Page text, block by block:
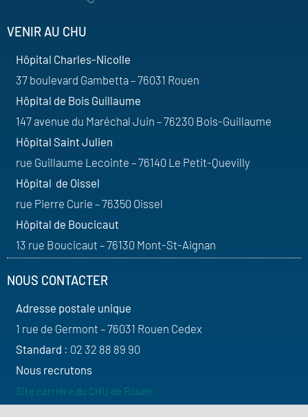
VENIR AU CHU
Hôpital Charles-Nicolle
37 boulevard Gambetta – 76031 Rouen
Hôpital de Bois Guillaume
147 avenue du Maréchal Juin – 76230 Bois-Guillaume
Hôpital Saint Julien
rue Guillaume Lecointe – 76140 Le Petit-Quevilly
Hôpital de Oissel
rue Pierre Curie – 76350 Oissel
Hôpital de Boucicaut
13 rue Boucicaut – 76130 Mont-St-Aignan
NOUS CONTACTER
Adresse postale unique
1 rue de Germont – 76031 Rouen Cedex
Standard : 02 32 88 89 90
Nous recrutons
Site carrière du CHU de Rouen